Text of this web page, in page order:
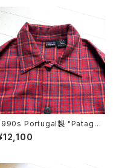
Portugal製 "Patagon
kid's heavy flannel shir